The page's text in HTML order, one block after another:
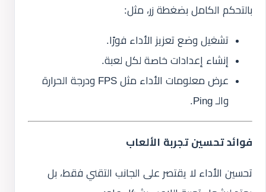
بالتحكم الكامل بضغطة زر، مثل:
تشغيل وضع تعزيز الأداء فورًا.
إنشاء إعدادات خاصة لكل لعبة.
عرض معلومات الأداء مثل FPS ودرجة الحرارة
والـ Ping.
فوائد تحسين تجربة الألعاب
تحسين الأداء لا يقتصر على الجانب التقني فقط، بل